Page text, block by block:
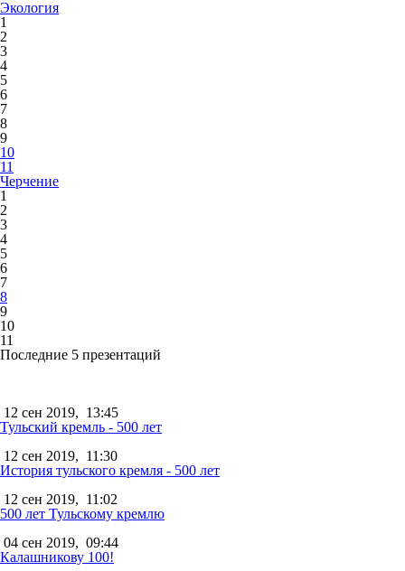
Экология
1
2
3
4
5
6
7
8
9
10
11
Черчение
1
2
3
4
5
6
7
8
9
10
11
Последние 5 презентаций
12 сен 2019, 13:45
Тульский кремль - 500 лет
12 сен 2019, 11:30
История тульского кремля - 500 лет
12 сен 2019, 11:02
500 лет Тульскому кремлю
04 сен 2019, 09:44
Калашникову 100!